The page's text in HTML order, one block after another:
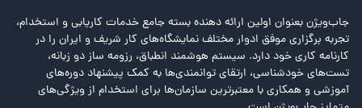
جاب‌ویژن بعنوان اولین ارائه دهنده بسته جامع خدمات کاریابی و استخدام،
تجربه برگزاری موفق ادوار مختلف نمایشگاه‌های کار شریف و ایران را در
کارنامه کاری خود دارد. سیستم هوشمند انطباق، رزومه ساز دو زبانه،
تست‌های خودشناسی، ارتقای توانمندی‌ها به کمک پیشنهاد دوره‌های
آموزشی و همکاری با معتبرترین سازمان‌ها برای استخدام از ویژگی‌های